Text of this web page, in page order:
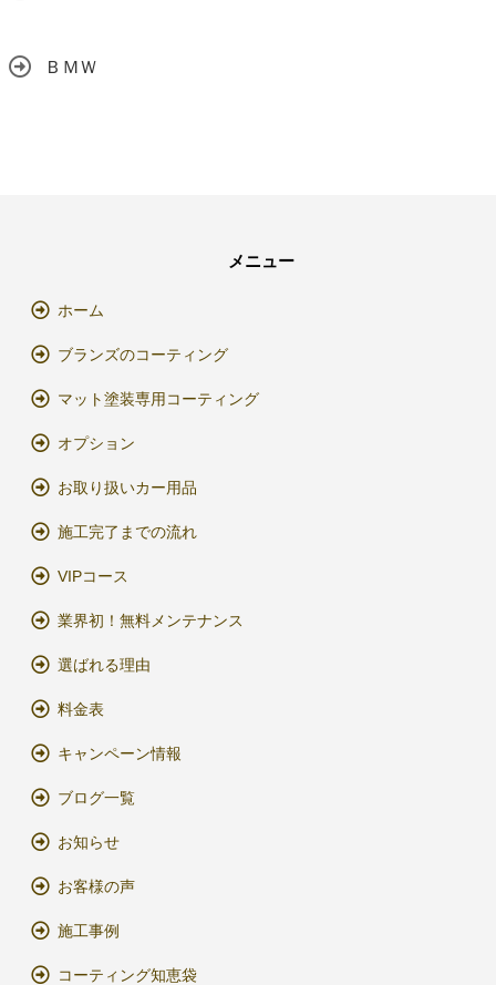
ＢＭＷ
メニュー
ホーム
ブランズのコーティング
マット塗装専用コーティング
オプション
お取り扱いカー用品
施工完了までの流れ
VIPコース
業界初！無料メンテナンス
選ばれる理由
料金表
キャンペーン情報
ブログ一覧
お知らせ
お客様の声
施工事例
コーティング知恵袋